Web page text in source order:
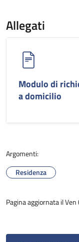
Allegati
Modulo di
a domicilio
Argomenti:
Residenza
Pagina aggiornata il